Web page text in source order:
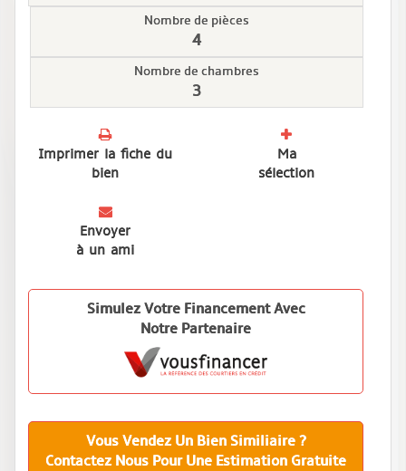
Nombre de pièces
4
Nombre de chambres
3
Imprimer la fiche du
bien
Ma
sélection
Envoyer
à un ami
Simulez Votre Financement Avec
Notre Partenaire
Vous Vendez Un Bien Similiaire ?
Contactez Nous Pour Une Estimation Gratuite